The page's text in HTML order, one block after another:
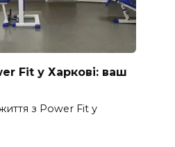
Fit у Харкові: ваш
з Power Fit у